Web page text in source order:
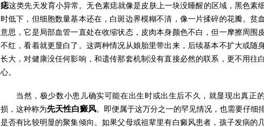
痣这类先天发育小异常。无色素痣就像是皮肤上一块没睡醒的区域，黑色素
时低下，但细胞数量基本还在，白斑边界模糊不清，像一片揉碎的花瓣。贫
意思，它是局部血管一直处在收缩状态，皮肉本身颜色不白，但一摩擦周围
不红，看着就更显白了。这两种情况从娘胎里带出来，后续基本不扩大或随
长大，对健康没任何影响，和遗传那套机制没有直接必然的联系，更不用往
心。
当然，极少数小患儿确实可能在出生时或出生后不久，就显现出真正
损，这种称为先天性白癜风。即便属于这万分之一的罕见情况，也需要仔细
是否有比较明显的聚集倾向。如果父母或祖辈里有白癜风患者，孩子发病的